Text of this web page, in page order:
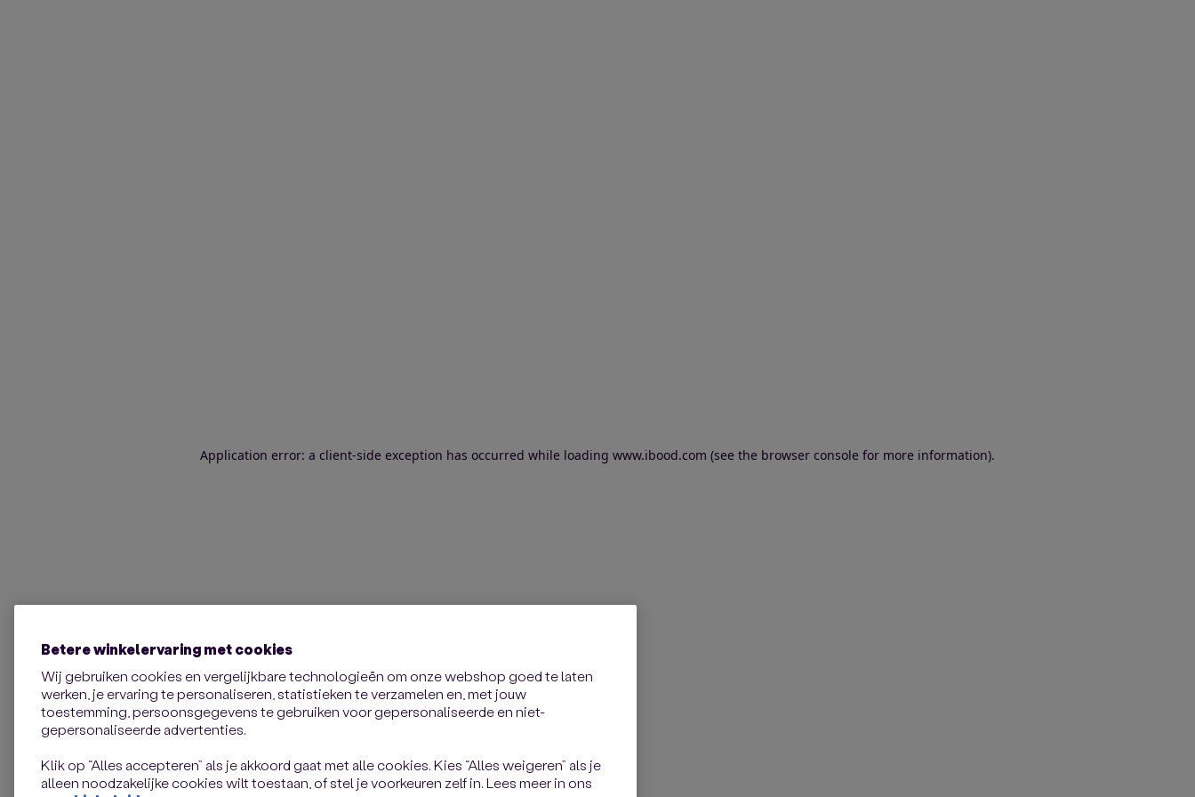
Application error: a client-side exception has occurred while loading www.ibood.com (see the browser console for more information).
Betere winkelervaring met cookies
Wij gebruiken cookies en vergelijkbare technologieën om onze webshop goed te laten
werken, je ervaring te personaliseren, statistieken te verzamelen en, met jouw
toestemming, persoonsgegevens te gebruiken voor gepersonaliseerde en niet-
gepersonaliseerde advertenties.
Klik op “Alles accepteren” als je akkoord gaat met alle cookies. Kies “Alles weigeren” als je
alleen noodzakelijke cookies wilt toestaan, of stel je voorkeuren zelf in. Lees meer in ons